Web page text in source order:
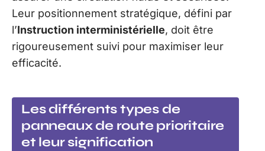
Leur positionnement stratégique, défini par
l’Instruction interministérielle, doit être
rigoureusement suivi pour maximiser leur
efficacité.
Les différents types de
panneaux de route prioritaire
et leur signification